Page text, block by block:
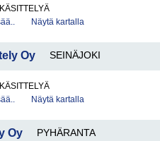
Näytä kartalla
Oy SEINÄJOKI
Näytä kartalla
Oy PYHÄRANTA